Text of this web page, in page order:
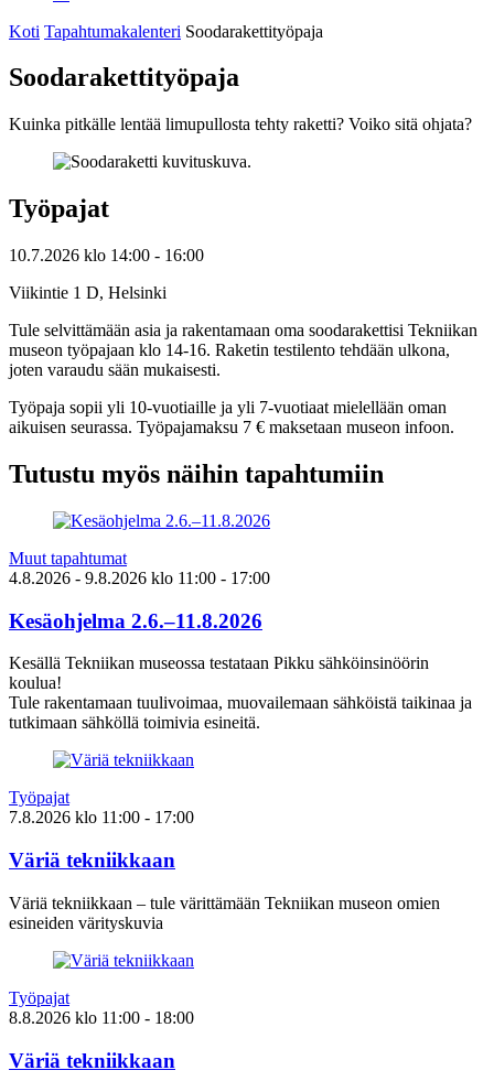
Koti Tapahtumakalenteri Soodarakettityöpaja
Soodarakettityöpaja
Kuinka pitkälle lentää limupullosta tehty raketti? Voiko sitä ohjata?
Työpajat
10.7.2026 klo 14:00 - 16:00
Viikintie 1 D, Helsinki
Tule selvittämään asia ja rakentamaan oma soodarakettisi Tekniikan
museon työpajaan klo 14-16. Raketin testilento tehdään ulkona,
joten varaudu sään mukaisesti.
Työpaja sopii yli 10-vuotiaille ja yli 7-vuotiaat mielellään oman
aikuisen seurassa. Työpajamaksu 7 € maksetaan museon infoon.
Tutustu myös näihin tapahtumiin
Muut tapahtumat
4.8.2026 - 9.8.2026 klo 11:00 - 17:00
Kesäohjelma 2.6.–11.8.2026
Kesällä Tekniikan museossa testataan Pikku sähköinsinöörin
koulua!
Tule rakentamaan tuulivoimaa, muovailemaan sähköistä taikinaa ja
tutkimaan sähköllä toimivia esineitä.
Työpajat
7.8.2026 klo 11:00 - 17:00
Väriä tekniikkaan
Väriä tekniikkaan – tule värittämään Tekniikan museon omien
esineiden värityskuvia
Työpajat
8.8.2026 klo 11:00 - 18:00
Väriä tekniikkaan